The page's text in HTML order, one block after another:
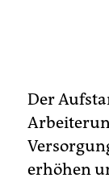
Der
erhöhen